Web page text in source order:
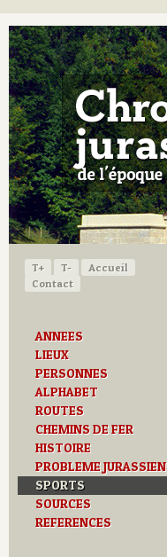
T+ T-
Accueil
Contact
ANNEES
LIEUX
PERSONNES
ALPHABET
ROUTES
CHEMINS DE FER
HISTOIRE
PROBLEME JURASSIEN
SPORTS
SOURCES
REFERENCES